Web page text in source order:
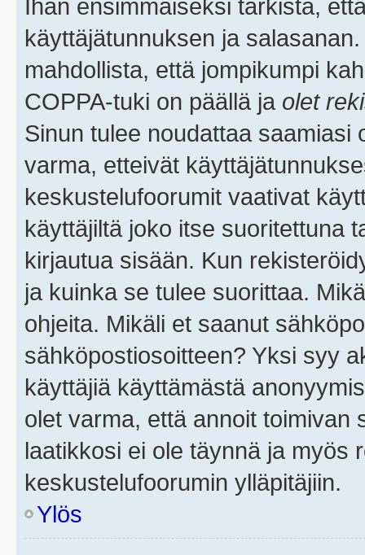
Ihan ensimmäiseksi tarkista,
käyttäjätunnuksen ja
mahdollista, että jompikumpi
COPPA-tuki on päällä ja olet
Sinun tulee noudattaa saamiasi
varma, etteivät
keskustelufoorumit vaativat
käyttäjiltä joko itse suoritettuna
kirjautua sisään. Kun
ja kuinka se tulee suorittaa.
ohjeita. Mikäli et saanut
sähköpostiosoitteen? Yksi syy
käyttäjiä käyttämästä
olet varma, että annoit toimivan
laatikkosi ei ole täynnä ja myös
keskustelufoorumin ylläpitäjiin.
Ylös